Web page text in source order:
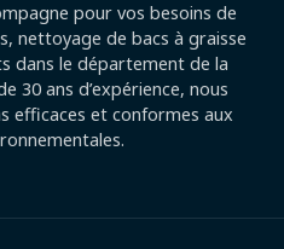
pour vos besoins de
nettoyage de bacs à graisse
dans le département de la
30 ans d’expérience, nous
efficaces et conformes aux